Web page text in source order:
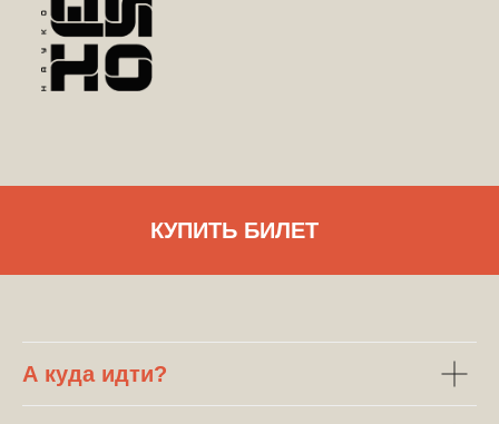
КУПИТЬ БИЛЕТ
А куда идти?